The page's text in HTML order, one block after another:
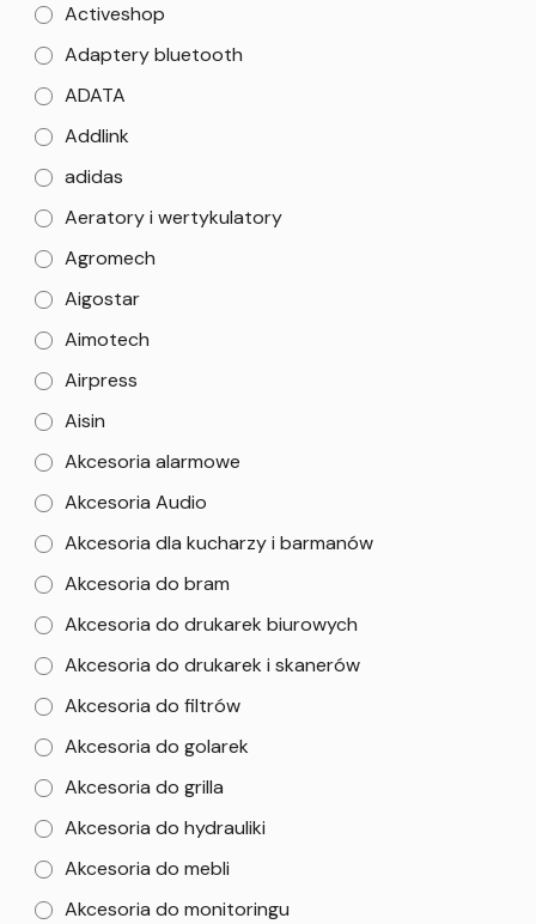
Activeshop
Adaptery bluetooth
ADATA
Addlink
adidas
Aeratory i wertykulatory
Agromech
Aigostar
Aimotech
Airpress
Aisin
Akcesoria alarmowe
Akcesoria Audio
Akcesoria dla kucharzy i barmanów
Akcesoria do bram
Akcesoria do drukarek biurowych
Akcesoria do drukarek i skanerów
Akcesoria do filtrów
Akcesoria do golarek
Akcesoria do grilla
Akcesoria do hydrauliki
Akcesoria do mebli
Akcesoria do monitoringu